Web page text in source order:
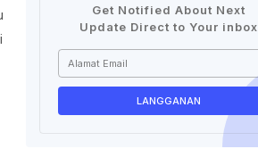
Get Notified About Next
Update Direct to Your inbox